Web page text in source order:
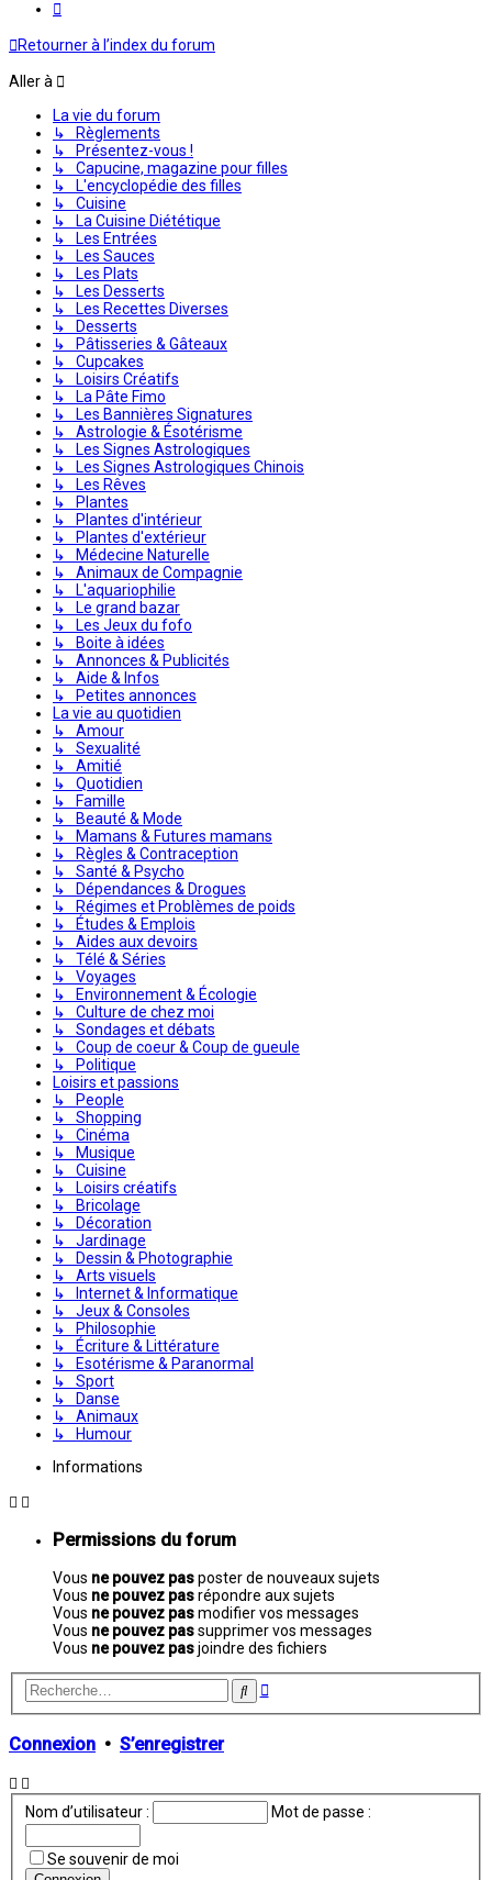
Retourner à l’index du forum
Aller à
La vie du forum
↳ Règlements
↳ Présentez-vous !
↳ Capucine, magazine pour filles
↳ L'encyclopédie des filles
↳ Cuisine
↳ La Cuisine Diététique
↳ Les Entrées
↳ Les Sauces
↳ Les Plats
↳ Les Desserts
↳ Les Recettes Diverses
↳ Desserts
↳ Pâtisseries & Gâteaux
↳ Cupcakes
↳ Loisirs Créatifs
↳ La Pâte Fimo
↳ Les Bannières Signatures
↳ Astrologie & Ésotérisme
↳ Les Signes Astrologiques
↳ Les Signes Astrologiques Chinois
↳ Les Rêves
↳ Plantes
↳ Plantes d'intérieur
↳ Plantes d'extérieur
↳ Médecine Naturelle
↳ Animaux de Compagnie
↳ L'aquariophilie
↳ Le grand bazar
↳ Les Jeux du fofo
↳ Boite à idées
↳ Annonces & Publicités
↳ Aide & Infos
↳ Petites annonces
La vie au quotidien
↳ Amour
↳ Sexualité
↳ Amitié
↳ Quotidien
↳ Famille
↳ Beauté & Mode
↳ Mamans & Futures mamans
↳ Règles & Contraception
↳ Santé & Psycho
↳ Dépendances & Drogues
↳ Régimes et Problèmes de poids
↳ Études & Emplois
↳ Aides aux devoirs
↳ Télé & Séries
↳ Voyages
↳ Environnement & Écologie
↳ Culture de chez moi
↳ Sondages et débats
↳ Coup de coeur & Coup de gueule
↳ Politique
Loisirs et passions
↳ People
↳ Shopping
↳ Cinéma
↳ Musique
↳ Cuisine
↳ Loisirs créatifs
↳ Bricolage
↳ Décoration
↳ Jardinage
↳ Dessin & Photographie
↳ Arts visuels
↳ Internet & Informatique
↳ Jeux & Consoles
↳ Philosophie
↳ Écriture & Littérature
↳ Esotérisme & Paranormal
↳ Sport
↳ Danse
↳ Animaux
↳ Humour
Informations
Permissions du forum
Vous ne pouvez pasposter de nouveaux sujets
Vous ne pouvez pasrépondre aux sujets
Vous ne pouvez pasmodifier vos messages
Vous ne pouvez passupprimer vos messages
Vous ne pouvez pasjoindre des fichiers
Rechercher
Recherche
Connexion • S’enregistrer
Nom d’utilisateur : Mot de passe :
Se souvenir de moi